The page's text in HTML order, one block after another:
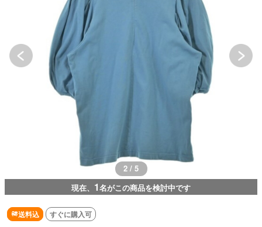
2 / 5
現在、 1名がこの商品を検討中です
送料込 すぐに購入可